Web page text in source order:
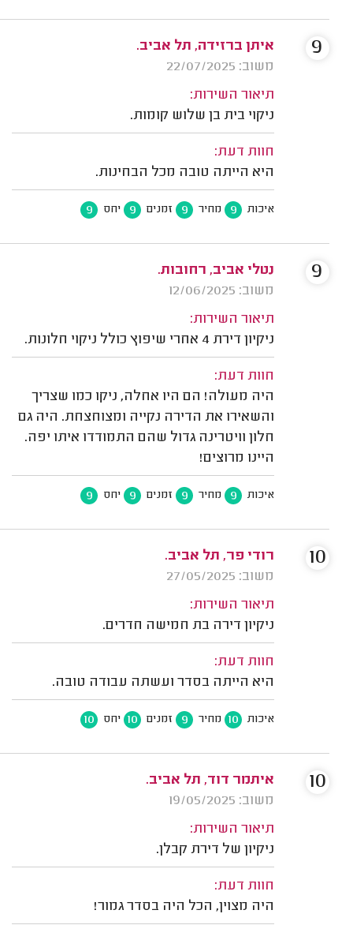
איתן ברזידה, תל אביב.
משוב: 22/07/2025
תיאור השירות:
ניקוי בית בן שלוש קומות.
חוות דעת:
היא הייתה טובה מכל הבחינות.
איכות 9 מחיר 9 זמנים 9 יחס 9
9
נטלי אביב, רחובות.
משוב: 12/06/2025
תיאור השירות:
ניקיון דירת 4 אחרי שיפוץ כולל ניקוי חלונות.
חוות דעת:
היה מעולה! הם היו אחלה, ניקו כמו שצריך
והשאירו את הדירה נקייה ומצוחצחת. היה גם
חלון וויטרינה גדול שהם התמודדו איתו יפה.
היינו מרוצים!
איכות 9 מחיר 9 זמנים 9 יחס 9
9
רודי פר, תל אביב.
משוב: 27/05/2025
תיאור השירות:
ניקיון דירה בת חמישה חדרים.
חוות דעת:
היא הייתה בסדר ועשתה עבודה טובה.
איכות 10 מחיר 9 זמנים 10 יחס 10
10
איתמר דוד, תל אביב.
משוב: 19/05/2025
תיאור השירות:
ניקיון של דירת קבלן.
חוות דעת:
היה מצוין, הכל היה בסדר גמור!
10